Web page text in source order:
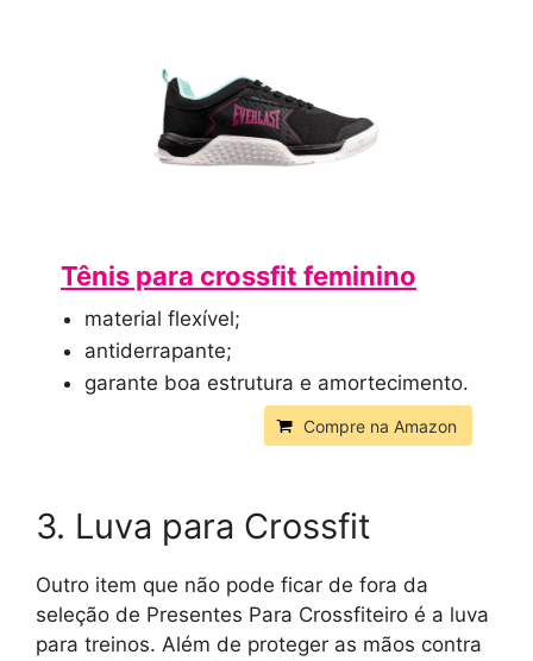
Tênis para crossfit feminino
material flexível;
antiderrapante;
garante boa estrutura e amortecimento.
Compre na Amazon
3. Luva para Crossfit
Outro item que não pode ficar de fora da
seleção de Presentes Para Crossfiteiro é a luva
para treinos. Além de proteger as mãos contra